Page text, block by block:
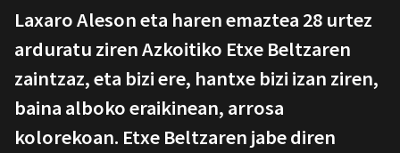
Laxaro Aleson eta haren emaztea 28 urtez
arduratu ziren Azkoitiko Etxe Beltzaren
zaintzaz, eta bizi ere, hantxe bizi izan ziren,
baina alboko eraikinean, arrosa
kolorekoan. Etxe Beltzaren jabe diren